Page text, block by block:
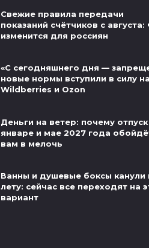
Свежие правила передачи
показаний счётчиков с августа:
изменится для россиян
«С сегодняшнего дня —
новые нормы вступили в силу
Wildberries и Ozon
Деньги на ветер: почему
январе и мае 2027 года
вам в мелочь
Ванны и душевые боксы канули
лету: сейчас все переходят на
вариант